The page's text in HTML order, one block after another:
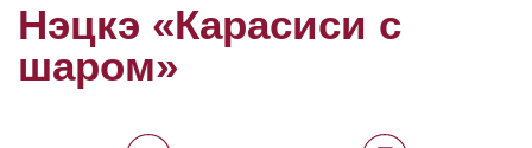
Нэцкэ «Карасиси с
шаром»